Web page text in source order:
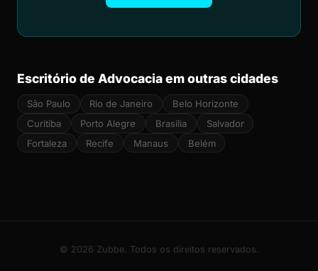
Escritório de Advocacia em outras cidades
São Paulo Rio de Janeiro
Belo Horizonte
Curitiba
Porto Alegre Brasília
Salvador
Fortaleza
Recife Manaus Belém
© 2026 Zubbe. Todos os direitos reservados.